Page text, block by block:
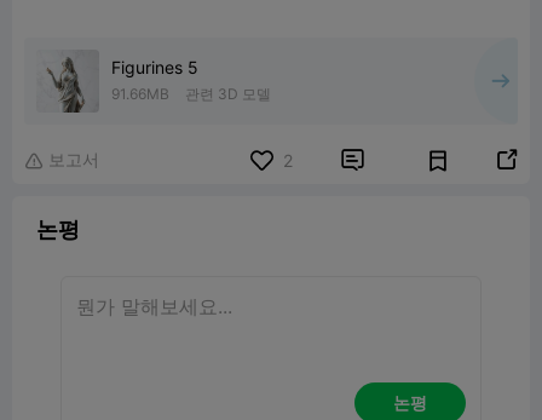
Figurines 5
91.66MB 관련 3D 모델
 보고서 2  
논평
논평